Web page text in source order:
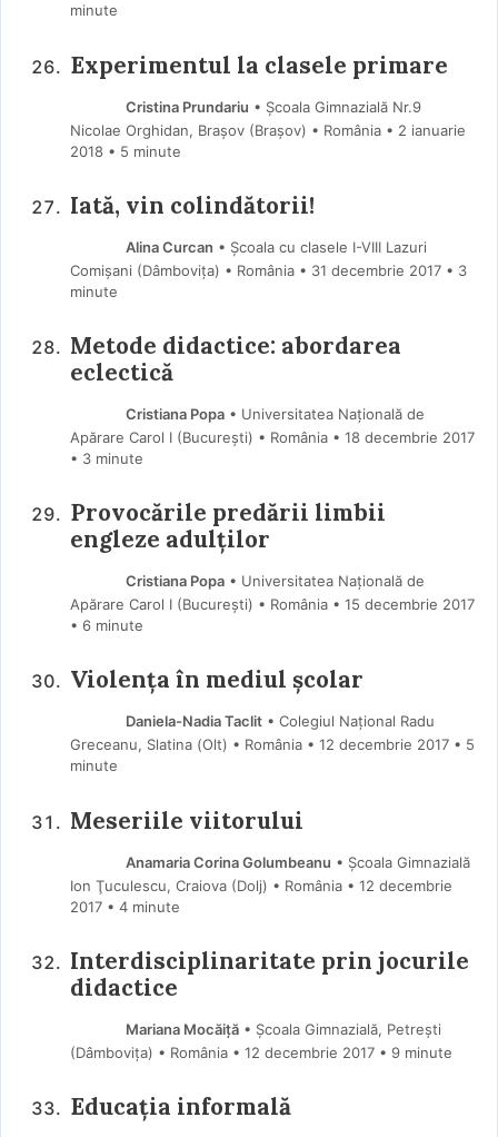
minute
Experimentul la clasele primare
Cristina Prundariu • Școala Gimnazială Nr.9
Nicolae Orghidan, Brașov (Brașov) • România
2 ianuarie
2018 • 5 minute
Iată, vin colindătorii!
Alina Curcan • Școala cu clasele I-VIII Lazuri
Comișani (Dâmboviţa) • România
31 decembrie 2017 • 3
minute
Metode didactice: abordarea
eclectică
Cristiana Popa• Universitatea Națională de
Apărare Carol I (Bucureşti) • România
18 decembrie 2017
• 3 minute
Provocările predării limbii
engleze adulților
Cristiana Popa• Universitatea Națională de
Apărare Carol I (Bucureşti) • România
15 decembrie 2017
• 6 minute
Violența în mediul școlar
Daniela-Nadia Taclit• Colegiul Național Radu
Greceanu, Slatina (Olt) • România
12 decembrie 2017 • 5
minute
Meseriile viitorului
Anamaria Corina Golumbeanu • Şcoala Gimnazială
Ion Ţuculescu, Craiova (Dolj) • România
12 decembrie
2017 • 4 minute
Interdisciplinaritate prin jocurile
didactice
Mariana Mocăiţă• Școala Gimnazială, Petrești
(Dâmboviţa) • România
12 decembrie 2017 • 9 minute
Educația informală